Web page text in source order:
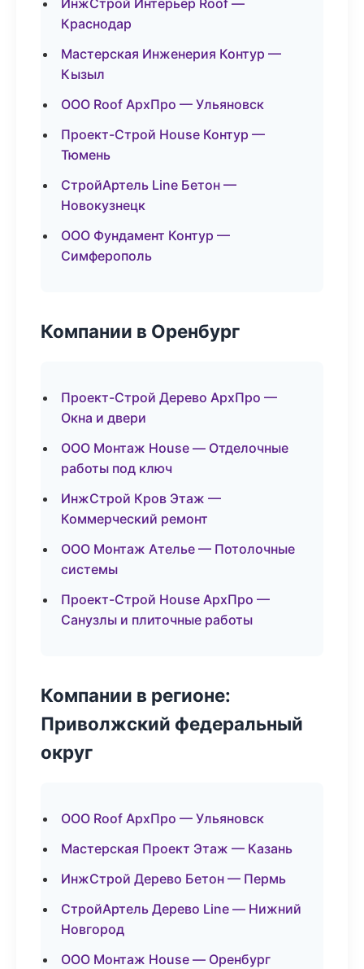
ИнжСтрой Интерьер Roof —
Краснодар
Мастерская Инженерия Контур —
Кызыл
ООО Roof АрхПро — Ульяновск
Проект-Строй House Контур —
Тюмень
СтройАртель Line Бетон —
Новокузнецк
ООО Фундамент Контур —
Симферополь
Компании в Оренбург
Проект-Строй Дерево АрхПро —
Окна и двери
ООО Монтаж House — Отделочные
работы под ключ
ИнжСтрой Кров Этаж —
Коммерческий ремонт
ООО Монтаж Ателье — Потолочные
системы
Проект-Строй House АрхПро —
Санузлы и плиточные работы
Компании в регионе:
Приволжский федеральный
округ
ООО Roof АрхПро — Ульяновск
Мастерская Проект Этаж — Казань
ИнжСтрой Дерево Бетон — Пермь
СтройАртель Дерево Line — Нижний
Новгород
ООО Монтаж House — Оренбург